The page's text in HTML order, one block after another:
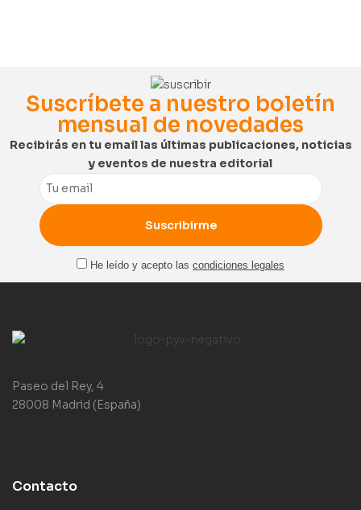
Suscríbete a nuestro boletín
mensual de novedades
Recibirás en tu email las últimas publicaciones, noticias
y eventos de nuestra editorial
Email
He leído y acepto las condiciones legales
Paseo del Rey, 4
28008 Madrid (España)
Contacto